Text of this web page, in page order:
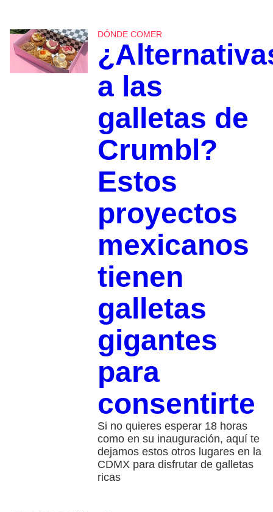
DÓNDE COMER
a las
galletas de
Crumbl?
Estos
proyectos
mexicanos
tienen
galletas
gigantes
para
consentirte
Si no quieres esperar 18 horas
como en su inauguración, aquí te
dejamos estos otros lugares en la
CDMX para disfrutar de galletas
ricas